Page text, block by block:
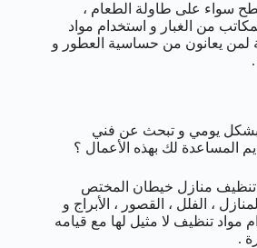
سواء على طاولة الطعام ،
من الغبار و استخدام مواد
لمن يعانون من حساسية العطور و
يومي و تبحث عن فني
المساعدة لك بهذه الأعمال ؟
تنظيف منازل خيطان المختص
، الفلل ، القصور ، الأبراج و
مواد تنظيف لا مثيل لها مع قيامه
.